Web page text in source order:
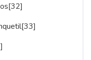
[32]
[33]